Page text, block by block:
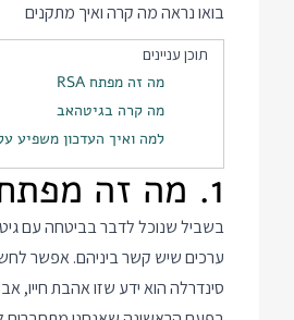
בואו נראה מה קרה ואיך מתקנים
תוכן עניינים
מה זה מפתח RSA
מה קרה בגיטהאב
למה ואיך העדכון משפיע
1. מה זה מפתח RSA
בשביל שנוכל לדבר בביטחה עם
ערכים שיש קשר ביניהם. אפשר
סינדרלה הוא ידע שזו אהבת חייו,